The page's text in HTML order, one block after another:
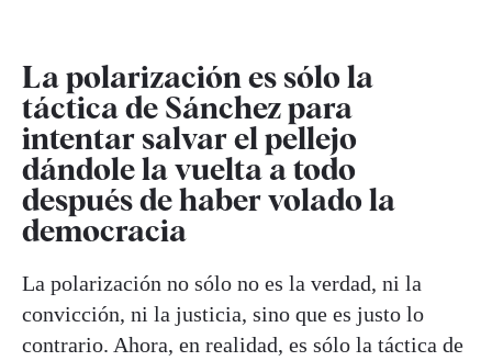
La polarización es sólo la
táctica de Sánchez para
intentar salvar el pellejo
dándole la vuelta a todo
después de haber volado la
democracia
La polarización no sólo no es la verdad, ni la
convicción, ni la justicia, sino que es justo lo
contrario. Ahora, en realidad, es sólo la táctica de